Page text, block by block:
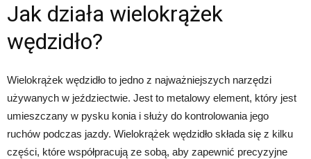
Jak działa wielokrążek
wędzidło?
Wielokrążek wędzidło to jedno z najważniejszych narzędzi
używanych w jeździectwie. Jest to metalowy element, który jest
umieszczany w pysku konia i służy do kontrolowania jego
ruchów podczas jazdy. Wielokrążek wędzidło składa się z kilku
części, które współpracują ze sobą, aby zapewnić precyzyjne